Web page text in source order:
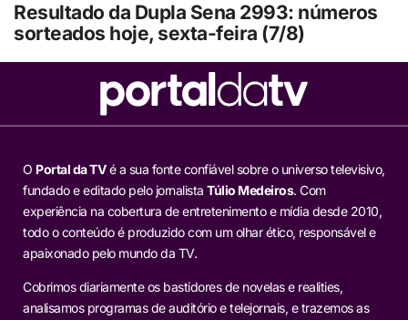
Resultado da Dupla Sena 2993: números
sorteados hoje, sexta-feira (7/8)
O Portal da TVé a sua fonte confiável sobre o universo televisivo,
fundado e editado pelo jornalista Túlio Medeiros. Com
experiência na cobertura de entretenimento e mídia desde 2010,
todo o conteúdo é produzido com um olhar ético, responsável e
apaixonado pelo mundo da TV.
Cobrimos diariamente os bastidores de novelas e realities,
analisamos programas de auditório e telejornais, e trazemos as